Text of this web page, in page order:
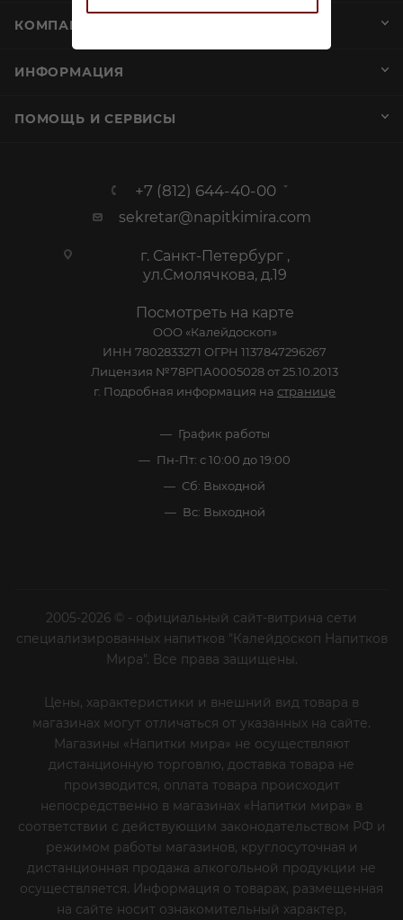
КОМПАНИЯ
ИНФОРМАЦИЯ
ПОМОЩЬ И СЕРВИСЫ
+7 (812) 644-40-00
sekretar@napitkimira.com
г. Санкт-Петербург ,
ул.Смолячкова, д.19
Посмотреть на карте
ООО «Калейдоскоп»
ИНН 7802833271 ОГРН 1137847296267
Лицензия №78РПА0005028 от 25.10.2013
г. Подробная информация на странице
График работы
Пн-Пт: с 10:00 до 19:00
Сб: Выходной
Вс: Выходной
2005-2026 © - официальный сайт-витрина сети
специализированных напитков "Калейдоскоп Напитков
Мира". Все права защищены.
Цены, характеристики и внешний вид товара в
магазинах могут отличаться от указанных на сайте.
Магазины «Напитки мира» не осуществляют
дистанционную торговлю, доставка товара не
производится, оплата товара происходит
непосредственно в магазинах «Напитки мира» в
соответствии с действующим законодательством РФ и
режимом работы магазинов, круглосуточная и
дистанционная продажа алкогольной продукции не
осуществляется. Информация о товарах, размещенная
на сайте носит ознакомительный характер,